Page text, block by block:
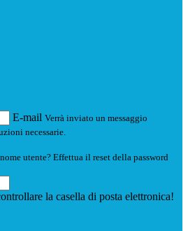
E-mail Verrà inviato un messaggio
necessarie.
utente? Effettua il reset della password
la casella di posta elettronica!